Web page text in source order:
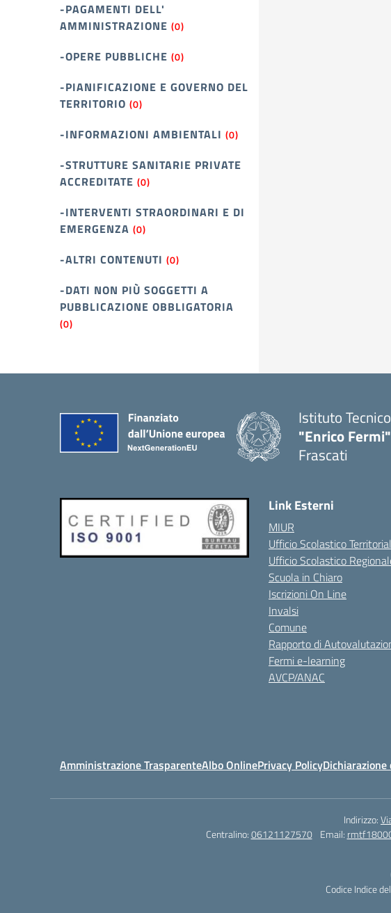
-PAGAMENTI DELL'
AMMINISTRAZIONE (0)
-OPERE PUBBLICHE (0)
-PIANIFICAZIONE E GOVERNO DEL
TERRITORIO (0)
-INFORMAZIONI AMBIENTALI (0)
-STRUTTURE SANITARIE PRIVATE
ACCREDITATE (0)
-INTERVENTI STRAORDINARI E DI
EMERGENZA (0)
-ALTRI CONTENUTI (0)
-DATI NON PIÙ SOGGETTI A
PUBBLICAZIONE OBBLIGATORIA
(0)
Istituto
"Enrico Fermi"
Frascati
Link Esterni
MIUR
Ufficio Scolastico
Ufficio Scolastico
Scuola in Chiaro
Iscrizioni On Line
Invalsi
Comune
Rapporto di
Fermi e-learning
AVCP/ANAC
Amministrazione TrasparenteAlbo OnlinePrivacy Policy
Indirizzo:
Centralino:06121127570 Email:
Codice Indice